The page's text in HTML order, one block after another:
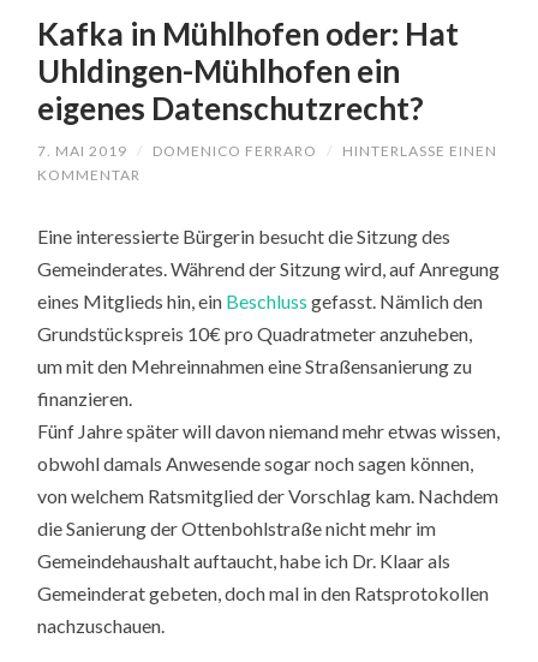
Kafka in Mühlhofen oder: Hat
Uhldingen-Mühlhofen ein
eigenes Datenschutzrecht?
7. MAI 2019 / DOMENICO FERRARO /
HINTERLASSE EINEN
KOMMENTAR
Eine interessierte Bürgerin besucht die Sitzung des
Gemeinderates. Während der Sitzung wird, auf Anregung
eines Mitglieds hin, ein Beschluss gefasst. Nämlich den
Grundstückspreis 10€ pro Quadratmeter anzuheben,
um mit den Mehreinnahmen eine Straßensanierung zu
finanzieren.
Fünf Jahre später will davon niemand mehr etwas wissen,
obwohl damals Anwesende sogar noch sagen können,
von welchem Ratsmitglied der Vorschlag kam. Nachdem
die Sanierung der Ottenbohlstraße nicht mehr im
Gemeindehaushalt auftaucht, habe ich Dr. Klaar als
Gemeinderat gebeten, doch mal in den Ratsprotokollen
nachzuschauen.